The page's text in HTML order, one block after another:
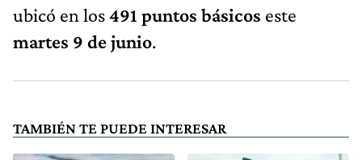
ubicó en los491 puntos básicos este
martes 9 de junio.
TAMBIÉN TE PUEDE INTERESAR